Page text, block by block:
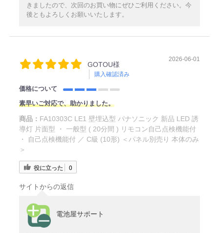
きましたので、次回のお買い物にぜひご利用ください。今
後ともよろしくお願いいたします。
GOTOU様
購入確認済み
2026-06-01
価格について
素早いご対応で、助かりました。
商品： FA10303C LE1 壁埋込型 パナソニック 新品 LED 誘
導灯 片面型 ・ 一般型 ( 20分間 ) リモコン自己点検機能付
・ 自己点検機能付 ／ C級 (10形) ＜パネル別売り 本体のみ
＞
役に立った 0
サイトからの返信
電池屋サポート